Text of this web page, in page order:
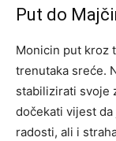
Put do
Monicin put kroz
trenutaka sreće.
stabilizirati svoje
dočekati vijest
radosti, ali i